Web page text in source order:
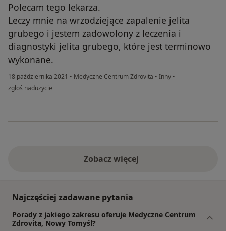
Polecam tego lekarza.
Leczy mnie na wrzodziejące zapalenie jelita
grubego i jestem zadowolony z leczenia i
diagnostyki jelita grubego, które jest terminowo
wykonane.
18 października 2021 • Medyczne Centrum Zdrovita • Inny •
w opinii użytkownika I.R
zgłoś nadużycie
Zobacz więcej
Najczęściej zadawane pytania
Porady z jakiego zakresu oferuje Medyczne Centrum
Zdrovita, Nowy Tomyśl?